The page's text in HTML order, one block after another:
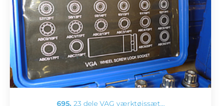
695. 23 dele VAG værktøjssæt…